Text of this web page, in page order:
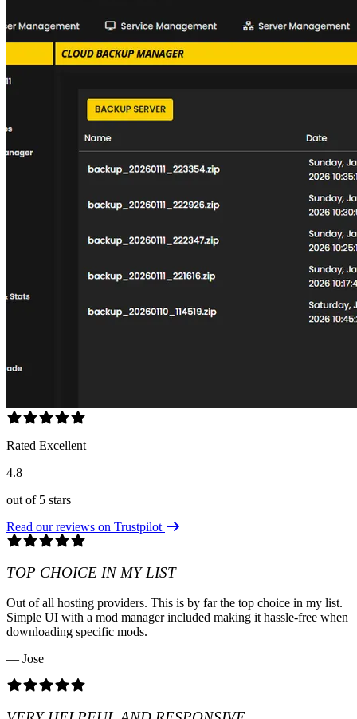
Rated Excellent
4.8
out of 5 stars
Read our reviews on Trustpilot
TOP CHOICE IN MY LIST
Out of all hosting providers. This is by far the top choice in my list.
Simple UI with a mod manager included making it hassle-free when
downloading specific mods.
— Jose